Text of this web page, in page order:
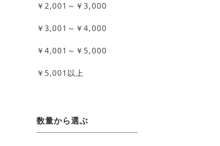
￥2,001～￥3,000
￥3,001～￥4,000
￥4,001～￥5,000
￥5,001以上
数量から選ぶ